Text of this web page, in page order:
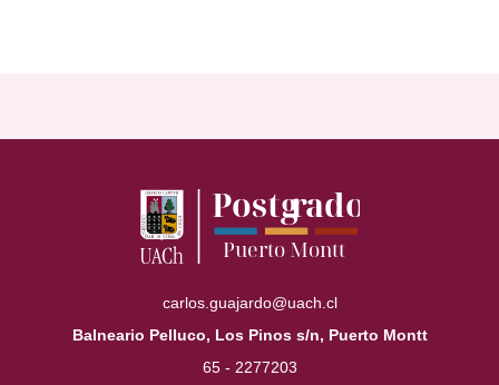
carlos.guajardo@uach.cl
Balneario Pelluco, Los Pinos s/n, Puerto Montt
65 - 2277203